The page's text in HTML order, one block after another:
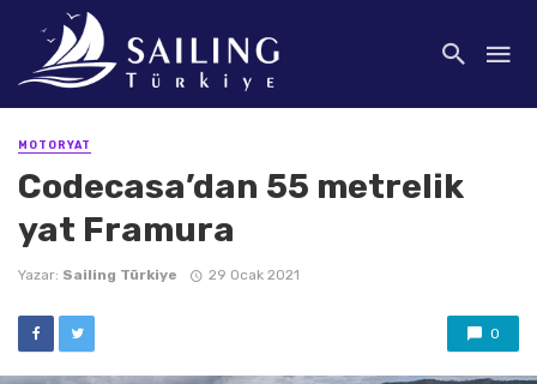
MOTORYAT
Codecasa’dan 55 metrelik
yat Framura
Yazar: Sailing Türkiye 29 Ocak 2021
0